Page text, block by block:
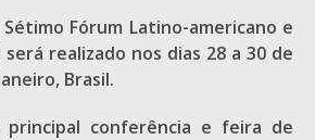
Sétimo Fórum Latino-americano e
será realizado nos dias 28 a 30 de
Brasil.
conferência e feira de